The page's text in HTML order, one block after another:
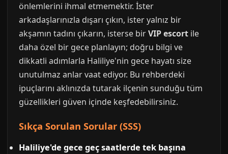
önlemlerini ihmal etmemektir. İster
arkadaşlarınızla dışarı çıkın, ister yalnız bir
akşamın tadını çıkarın, isterse birVIP escort ile
daha özel bir gece planlayın; doğru bilgi ve
dikkatli adımlarla Haliliye'nin gece hayatı size
unutulmaz anlar vaat ediyor. Bu rehberdeki
ipuçlarını aklınızda tutarak ilçenin sunduğu tüm
güzellikleri güven içinde keşfedebilirsiniz.
Sıkça Sorulan Sorular (SSS)
Haliliye'de gece geç saatlerde tek başına